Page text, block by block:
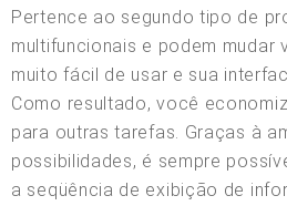
Pertence ao segundo tipo de
multifuncionais e podem mudar
muito fácil de usar e sua
Como resultado, você
para outras tarefas. Graças à
possibilidades, é sempre
a seqüência de exibição de